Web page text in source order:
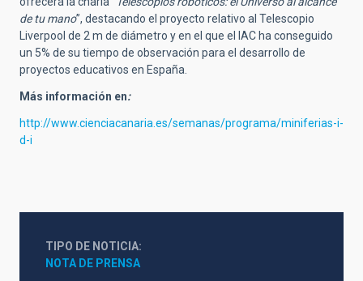
de tu mano”, destacando el proyecto relativo al Telescopio
Liverpool de 2 m de diámetro y en el que el IAC ha conseguido
un 5% de su tiempo de observación para el desarrollo de
proyectos educativos en España.
Más información en:
http://www.cienciacanaria.es/semanas/programa/miniferias-i-
d-i
TIPO DE NOTICIA
NOTA DE PRENSA